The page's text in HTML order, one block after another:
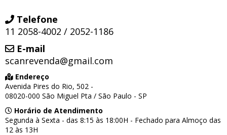
Telefone
11 2058-4002 / 2052-1186
E-mail
scanrevenda@gmail.com
Endereço
Avenida Pires do Rio, 502 -
08020-000 São Miguel Pta / São Paulo - SP
Horário de Atendimento
Segunda à Sexta - das 8:15 às 18:00H - Fechado para Almoço das
12 às 13H